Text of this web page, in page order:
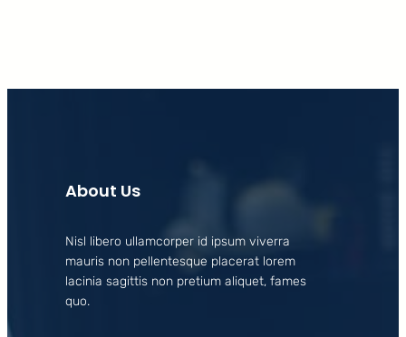
About Us
Nisl libero ullamcorper id ipsum viverra
mauris non pellentesque placerat lorem
lacinia sagittis non pretium aliquet, fames
quo.